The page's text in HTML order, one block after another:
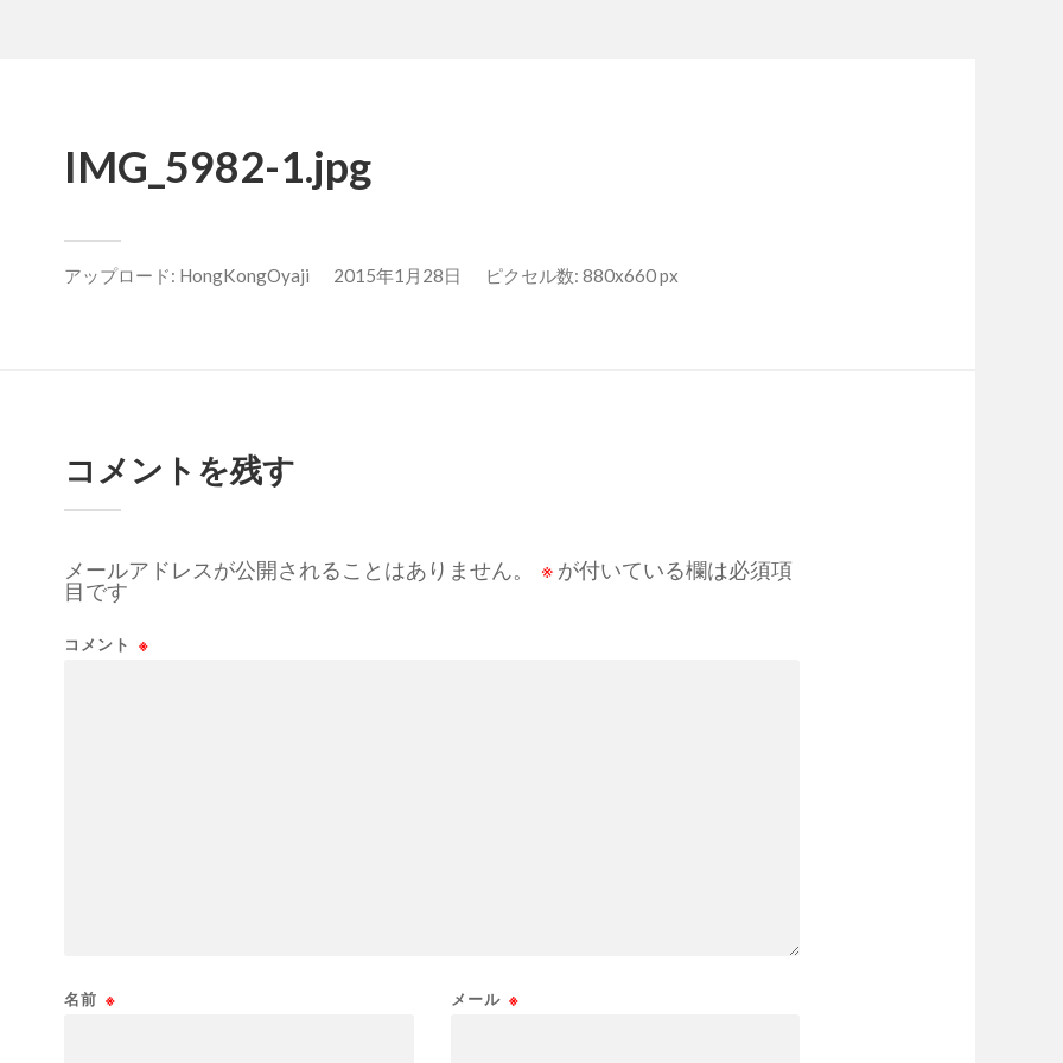
IMG_5982-1.jpg
アップロード: HongKongOyaji 2015年1月28日 ピクセル数: 880x660 px
コメントを残す
メールアドレスが公開されることはありません。 ※ が付いている欄は必須項
目です
コメント ※
名前 ※ メール ※